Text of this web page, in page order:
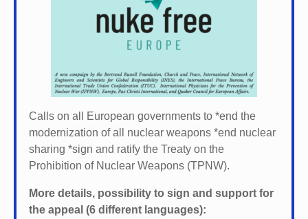
Calls on all European governments to *end the
modernization of all nuclear weapons *end nuclear
sharing *sign and ratify the Treaty on the
Prohibition of Nuclear Weapons (TPNW).
More details, possibility to sign and support for
the appeal (6 different languages):